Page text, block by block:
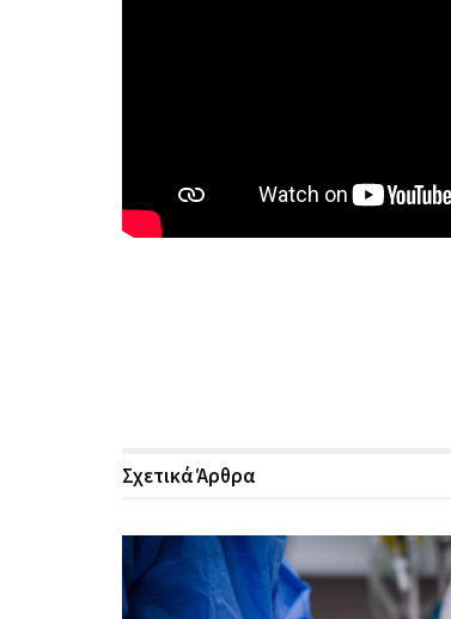
ΣχετικάΆρθρα